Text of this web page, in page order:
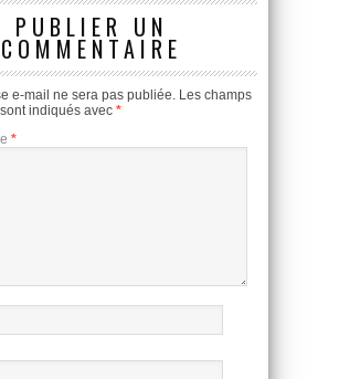
PUBLIER UN
COMMENTAIRE
e-mail ne sera pas publiée. Les champs
indiqués avec *
*